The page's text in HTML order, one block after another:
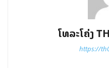
ໂທລະໂຄ່ງ
https://